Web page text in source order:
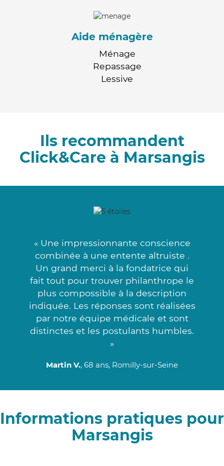
Aide ménagère
Ménage
Repassage
Lessive
Ils recommandent
Click&Care à Marsangis
« Une impressionnante conscience
combinée à une entente altruiste .
Un grand merci à la fondatrice qui
fait tout pour trouver philanthrope le
plus compossible à la description
indiquée. Les réponses sont réalisées
par notre équipe médicale et sont
distinctes et les postulants humbles.
»
Martin V., 68 ans, Romilly-sur-Seine
Informations pratiques pour
Marsangis